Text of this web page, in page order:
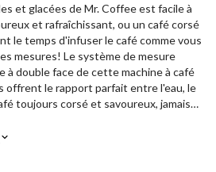
et glacées de Mr. Coffee est facile à
et rafraîchissant, ou un café corsé
le temps d'infuser le café comme vous
mesures! Le système de mesure
à double face de cette machine à café
offrent le rapport parfait entre l'eau, le
toujours corsé et savoureux, jamais
sur la glace. Vous voulez du café